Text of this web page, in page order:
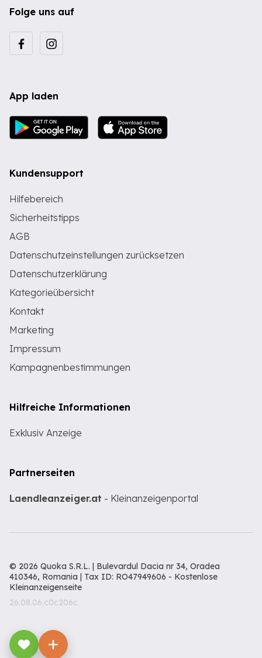
Folge uns auf
App laden
Kundensupport
Hilfebereich
Sicherheitstipps
AGB
Datenschutzeinstellungen zurücksetzen
Datenschutzerklärung
Kategorieübersicht
Kontakt
Marketing
Impressum
Kampagnenbestimmungen
Hilfreiche Informationen
Exklusiv Anzeige
Partnerseiten
Laendleanzeiger.at - Kleinanzeigenportal
© 2026 Quoka S.R.L. | Bulevardul Dacia nr 34, Oradea
410346, Romania | Tax ID: RO47949606 - Kostenlose
Kleinanzeigenseite
26.08.06.c0c206c